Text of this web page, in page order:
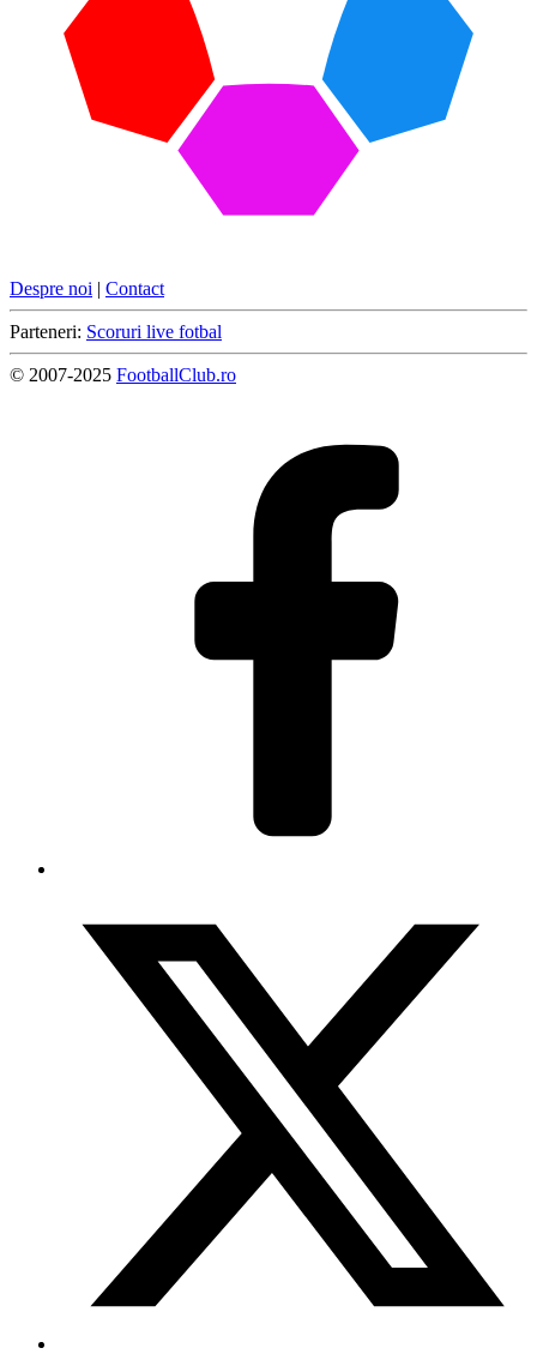
Despre noi | Contact
Parteneri: Scoruri live fotbal
© 2007-2025 FootballClub.ro